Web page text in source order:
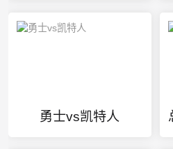
勇士vs凯特人